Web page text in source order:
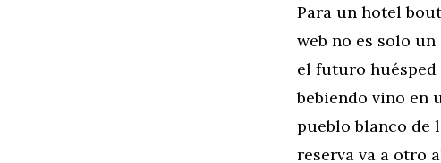
Para un hotel
web no es solo
el futuro huésped
bebiendo vino en
pueblo blanco de
reserva va a otro